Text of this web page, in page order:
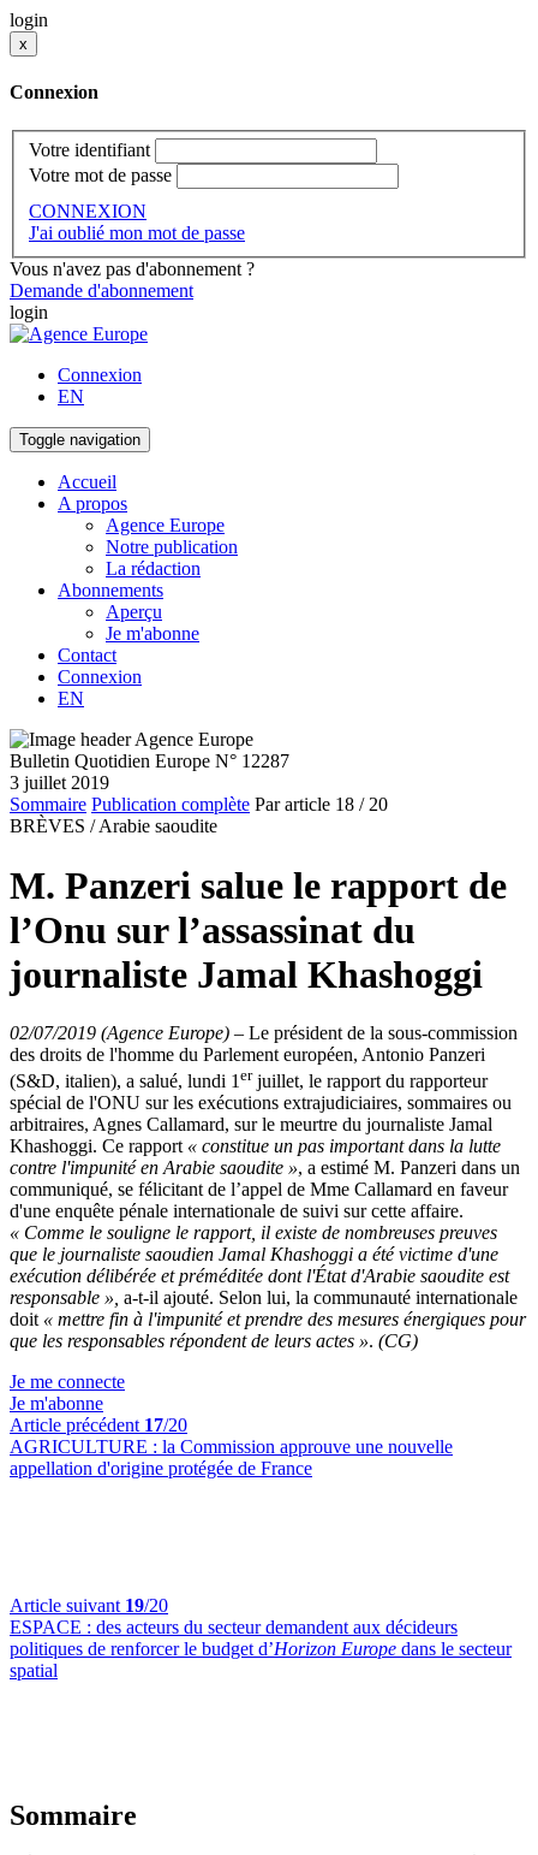
login
x
Connexion
Votre identifiant
Votre mot de passe
CONNEXION
J'ai oublié mon mot de passe
Vous n'avez pas d'abonnement ?
Demande d'abonnement
login
Connexion
EN
Toggle navigation
Accueil
A propos
Agence Europe
Notre publication
La rédaction
Abonnements
Aperçu
Je m'abonne
Contact
Connexion
EN
Bulletin Quotidien Europe N° 12287
3 juillet 2019
Sommaire Publication complète Par article 18 / 20
BRÈVES / Arabie saoudite
M. Panzeri salue le rapport de
l’Onu sur l’assassinat du
journaliste Jamal Khashoggi
02/07/2019 (Agence Europe) – Le président de la sous-commission
des droits de l'homme du Parlement européen, Antonio Panzeri
(S&D, italien), a salué, lundi 1 erjuillet, le rapport du rapporteur
spécial de l'ONU sur les exécutions extrajudiciaires, sommaires ou
arbitraires, Agnes Callamard, sur le meurtre du journaliste Jamal
Khashoggi. Ce rapport « constitue un pas important dans la lutte
contre l'impunité en Arabie saoudite », a estimé M. Panzeri dans un
communiqué, se félicitant de l’appel de Mme Callamard en faveur
d'une enquête pénale internationale de suivi sur cette affaire.
« Comme le souligne le rapport, il existe de nombreuses preuves
que le journaliste saoudien Jamal Khashoggi a été victime d'une
exécution délibérée et préméditée dont l'État d'Arabie saoudite est
responsable », a-t-il ajouté. Selon lui, la communauté internationale
doit « mettre fin à l'impunité et prendre des mesures énergiques pour
que les responsables répondent de leurs actes ». (CG)
Je me connecte
Je m'abonne
Article précédent 17/20
AGRICULTURE : la Commission approuve une nouvelle
appellation d'origine protégée de France
Article suivant 19/20
ESPACE : des acteurs du secteur demandent aux décideurs
politiques de renforcer le budget d’Horizon Europe dans le secteur
spatial
Sommaire